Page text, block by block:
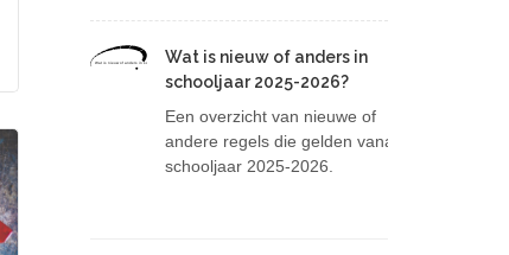
Wat is nieuw of anders in schooljaar 2025-2026?Wat is nieuw of anders in
schooljaar 2025-2026?
Een overzicht van nieuwe of
andere regels die gelden vanaf
schooljaar 2025-2026.